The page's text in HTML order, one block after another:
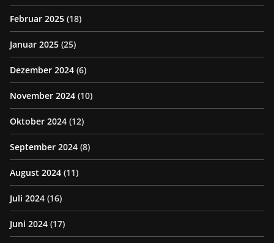
Februar 2025 (18)
Januar 2025 (25)
Dezember 2024 (6)
November 2024 (10)
Oktober 2024 (12)
September 2024 (8)
August 2024 (11)
Juli 2024 (16)
Juni 2024 (17)